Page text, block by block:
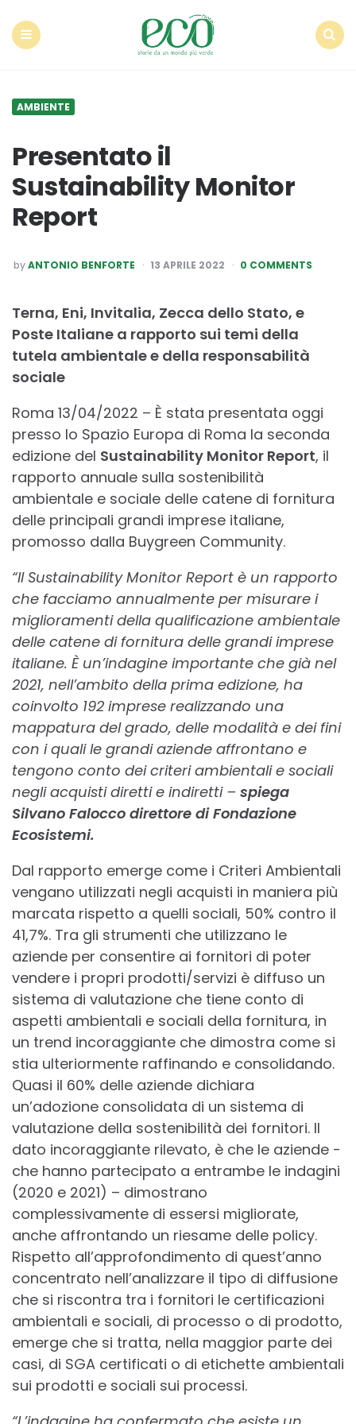
AMBIENTE
Presentato il
Sustainability Monitor
Report
POSTED
BY
byANTONIO BENFORTE 13 APRILE 2022 0 COMMENTS
Terna, Eni, Invitalia, Zecca dello Stato, e
Poste Italiane a rapporto sui temi della
tutela ambientale e della responsabilità
sociale
Roma 13/04/2022 – È stata presentata oggi
presso lo Spazio Europa di Roma la seconda
edizione del Sustainability Monitor Report, il
rapporto annuale sulla sostenibilità
ambientale e sociale delle catene di fornitura
delle principali grandi imprese italiane,
promosso dalla Buygreen Community.
“Il Sustainability Monitor Report è un rapporto
che facciamo annualmente per misurare i
miglioramenti della qualificazione ambientale
delle catene di fornitura delle grandi imprese
italiane. È un’indagine importante che già nel
2021, nell’ambito della prima edizione, ha
coinvolto 192 imprese realizzando una
mappatura del grado, delle modalità e dei fini
con i quali le grandi aziende affrontano e
tengono conto dei criteri ambientali e sociali
negli acquisti diretti e indiretti – spiega
Silvano Falocco direttore di Fondazione
Ecosistemi.
Dal rapporto emerge come i Criteri Ambientali
vengano utilizzati negli acquisti in maniera più
marcata rispetto a quelli sociali, 50% contro il
41,7%. Tra gli strumenti che utilizzano le
aziende per consentire ai fornitori di poter
vendere i propri prodotti/servizi è diffuso un
sistema di valutazione che tiene conto di
aspetti ambientali e sociali della fornitura, in
un trend incoraggiante che dimostra come si
stia ulteriormente raffinando e consolidando.
Quasi il 60% delle aziende dichiara
un’adozione consolidata di un sistema di
valutazione della sostenibilità dei fornitori. Il
dato incoraggiante rilevato, è che le aziende -
che hanno partecipato a entrambe le indagini
(2020 e 2021) – dimostrano
complessivamente di essersi migliorate,
anche affrontando un riesame delle policy.
Rispetto all’approfondimento di quest’anno
concentrato nell’analizzare il tipo di diffusione
che si riscontra tra i fornitori le certificazioni
ambientali e sociali, di processo o di prodotto,
emerge che si tratta, nella maggior parte dei
casi, di SGA certificati o di etichette ambientali
sui prodotti e sociali sui processi.